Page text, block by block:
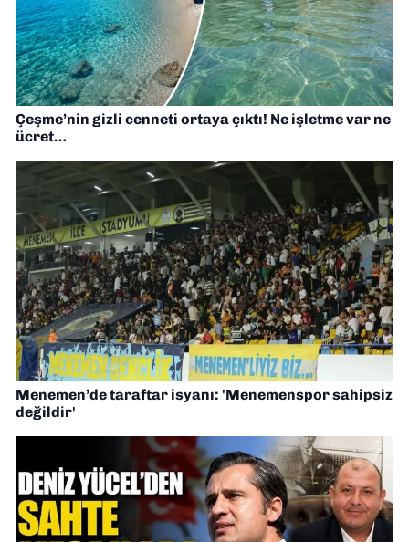
Çeşme’nin gizli cenneti ortaya çıktı! Ne işletme var ne
ücret…
Menemen’de taraftar isyanı: 'Menemenspor sahipsiz
değildir'